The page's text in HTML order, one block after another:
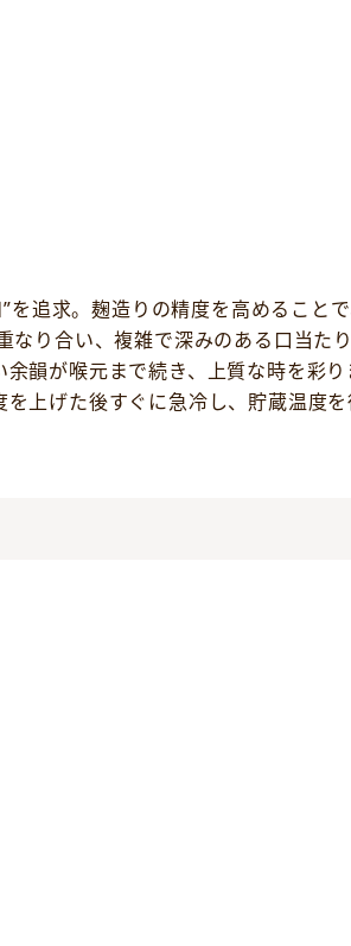
追求。麹造りの精度を高めること
り合い、複雑で深みのある口当た
韻が喉元まで続き、上質な時を彩
上げた後すぐに急冷し、貯蔵温度